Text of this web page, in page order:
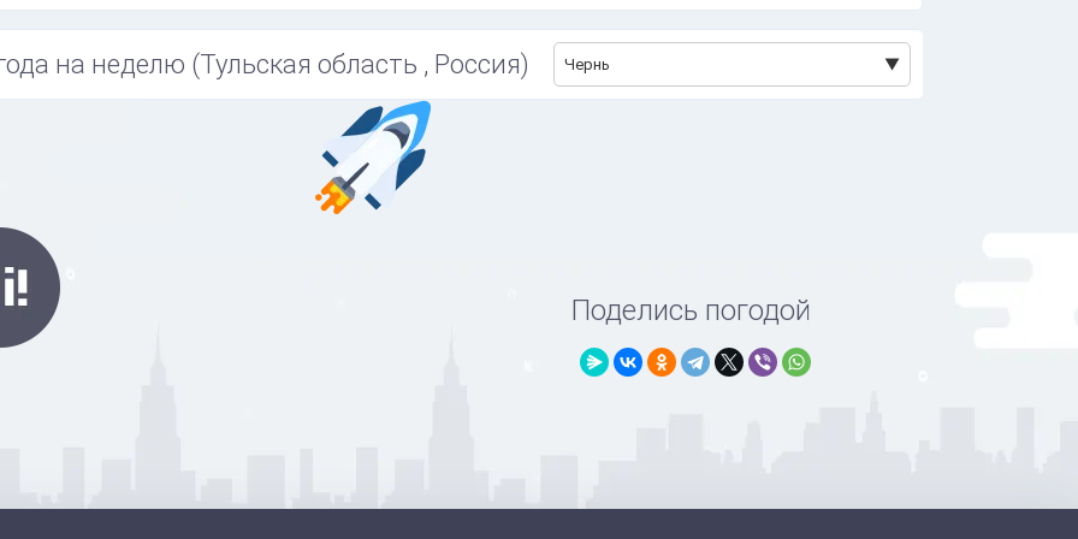
на неделю (Тульская область , Россия) Чернь
Поделись погодой